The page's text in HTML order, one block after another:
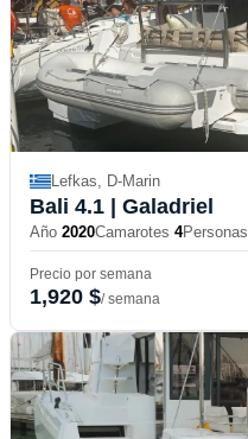
Lefkas, D-Marin
Bali 4.1 | Galadriel
Año 2020Camarotes 4Personas
Precio por semana
1,920 $/ semana